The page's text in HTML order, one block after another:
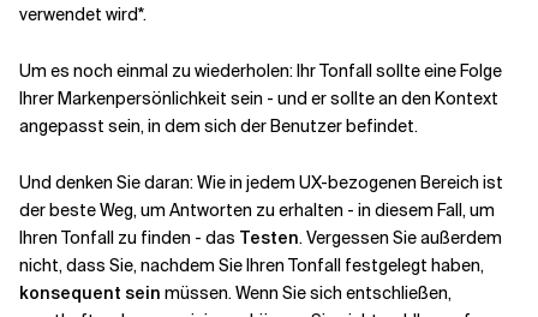
verwendet wird*.
Um es noch einmal zu wiederholen: Ihr Tonfall sollte eine Folge
Ihrer Markenpersönlichkeit sein - und er sollte an den Kontext
angepasst sein, in dem sich der Benutzer befindet.
Und denken Sie daran: Wie in jedem UX-bezogenen Bereich ist
der beste Weg, um Antworten zu erhalten - in diesem Fall, um
Ihren Tonfall zu finden - das Testen. Vergessen Sie außerdem
nicht, dass Sie, nachdem Sie Ihren Tonfall festgelegt haben,
konsequent sein müssen. Wenn Sie sich entschließen,